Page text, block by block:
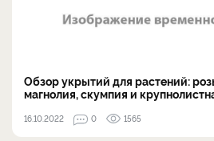
Обзор укрытий для растений:
магнолия, скумпия и
16.10.2022 0 1565